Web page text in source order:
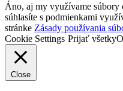
Áno, aj my využívame
súhlasíte s podmienkami
stránke Zásady používania
Cookie Settings Prijať všetky
Close